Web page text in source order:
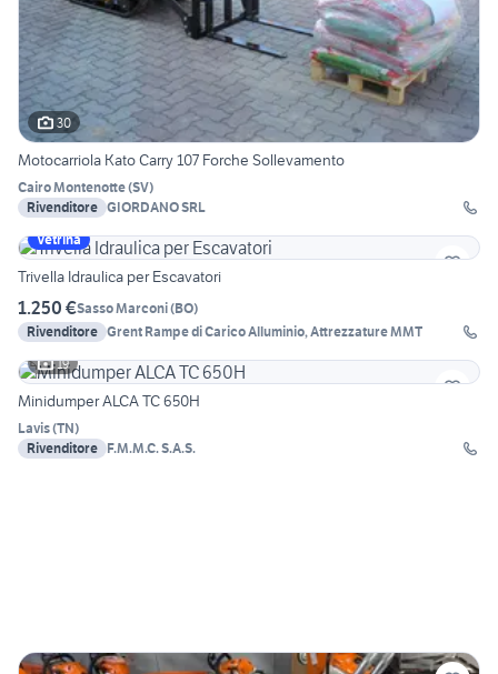
30
Motocarriola Kato Carry 107 Forche Sollevamento
Cairo Montenotte(SV)
Rivenditore GIORDANO SRL
Vetrina
Trivella Idraulica per Escavatori
1.250 €Sasso Marconi(BO)
Rivenditore Grent Rampe di Carico Alluminio, Attrezzature MMT
19
Minidumper ALCA TC 650H
Lavis(TN)
Rivenditore F.M.M.C. S.A.S.